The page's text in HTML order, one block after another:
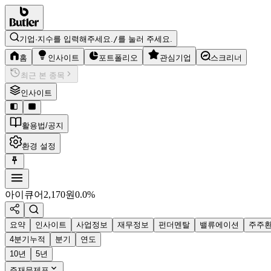
기업·지수를 입력해주세요./를 눌러 주세요.
홈 인사이트 포트폴리오 관심기업
스크리너
최근 본 종목
인사이트
활용법/공지
환경 설정
아이큐어 2,170원0.0%
요약 인사이트 사업정보 재무정보 펀더멘탈 밸류에이션 주주
4분기누적
분기
연도
10년
5년